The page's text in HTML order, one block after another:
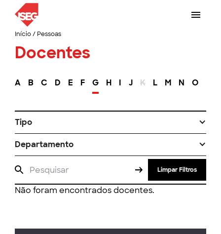
Início/ Pessoas
Docentes
A B C D E F G H I J K L M N O
Tipo
Departamento
Limpar Filtros
Não foram encontrados docentes.